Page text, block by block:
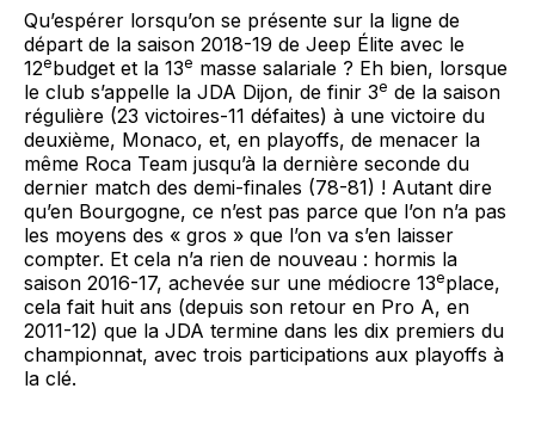
Qu’espérer lorsqu’on se présente sur la ligne de
départ de la saison 2018-19 de Jeep Élite avec le
12ebudget et la 13e masse salariale ? Eh bien, lorsque
le club s’appelle la JDA Dijon, de finir 3e de la saison
régulière (23 victoires-11 défaites) à une victoire du
deuxième, Monaco, et, en playoffs, de menacer la
même Roca Team jusqu’à la dernière seconde du
dernier match des demi-finales (78-81) ! Autant dire
qu’en Bourgogne, ce n’est pas parce que l’on n’a pas
les moyens des « gros » que l’on va s’en laisser
compter. Et cela n’a rien de nouveau : hormis la
saison 2016-17, achevée sur une médiocre 13eplace,
cela fait huit ans (depuis son retour en Pro A, en
2011-12) que la JDA termine dans les dix premiers du
championnat, avec trois participations aux playoffs à
la clé.